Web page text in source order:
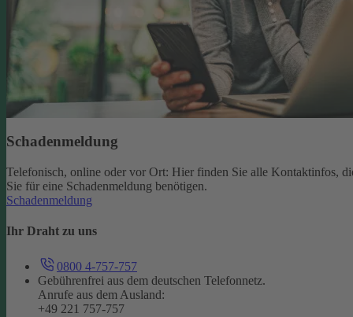
Schadenmeldung
Telefonisch, online oder vor Ort: Hier finden Sie alle Kontaktinfos,
Sie für eine Schadenmeldung benötigen.
Schadenmeldung
Ihr Draht zu uns
0800 4-757-757
Gebührenfrei aus dem deutschen Telefonnetz.
Anrufe aus dem Ausland:
+49 221 757-757